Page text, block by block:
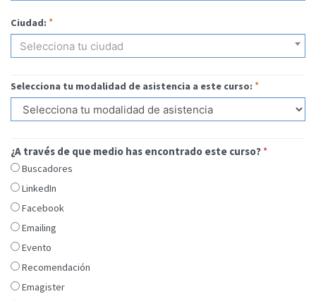
Ciudad: *
Selecciona tu ciudad
Selecciona tu modalidad de asistencia a este curso: *
¿A través de que medio has encontrado este curso? *
Buscadores
LinkedIn
Facebook
Emailing
Evento
Recomendación
Emagister